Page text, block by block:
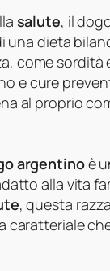
salute, il
una dieta
come sordità
e cure
al proprio
argentinoè
alla vita
, questa
caratteriale